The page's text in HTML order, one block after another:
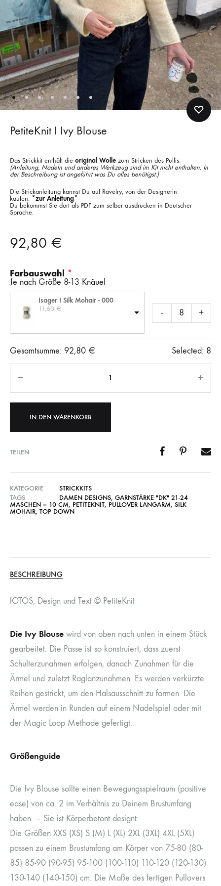
PetiteKnit I Ivy Blouse
Das Strickkit enthält die original Wolle zum Stricken des Pullis.
(Anleitung, Nadeln und anderes Werkzeug sind im Kit nicht enthalten. In
der Beschreibung ist angeführt was Du alles benötigst.)
Die Strickanleitung kannst Du auf Ravelry, von der Designerin
kaufen: *zur Anleitung*
Du bekommst Sie dort als PDF zum selber ausdrucken in Deutscher
Sprache.
92,80 €
Farbauswahl
Je nach Größe 8-13 Knäuel
Isager I Silk Mohair - 000
11,60 € - +
Gesamtsumme: 92,80 € Selected: 8
IN DEN WARENKORB
TEILEN
KATEGORIE
STRICKKITS
TAGS
DAMEN DESIGNS, GARNSTÄRKE "DK" 21-24
MASCHEN = 10 CM, PETITEKNIT, PULLOVER LANGARM, SILK
MOHAIR, TOP DOWN
BESCHREIBUNG
fOTOS, Design und Text © PetiteKnit
Die Ivy Blouse wird von oben nach unten in einem Stück
gearbeitet. Die Passe ist so konstruiert, dass zuerst
Schulterzunahmen erfolgen, danach Zunahmen für die
Ärmel und zuletzt Raglanzunahmen. Es werden verkürzte
Reihen gestrickt, um den Halsausschnitt zu formen. Die
Ärmel werden in Runden auf einem Nadelspiel oder mit
der Magic Loop Methode gefertigt.
Größenguide
Die Ivy Blouse sollte einen Bewegungsspielraum (positive
ease) von ca. 2 im Verhältnis zu Deinem Brustumfang
haben – Sie ist Körperbetont designt.
Die Größen XXS (XS) S (M) L (XL) 2XL (3XL) 4XL (5XL)
passen zu einem Brustumfang am Körper von 75-80 (80-
85) 85-90 (90-95) 95-100 (100-110) 110-120 (120-130)
130-140 (140-150) cm. Die Maße des fertigen Pullovers